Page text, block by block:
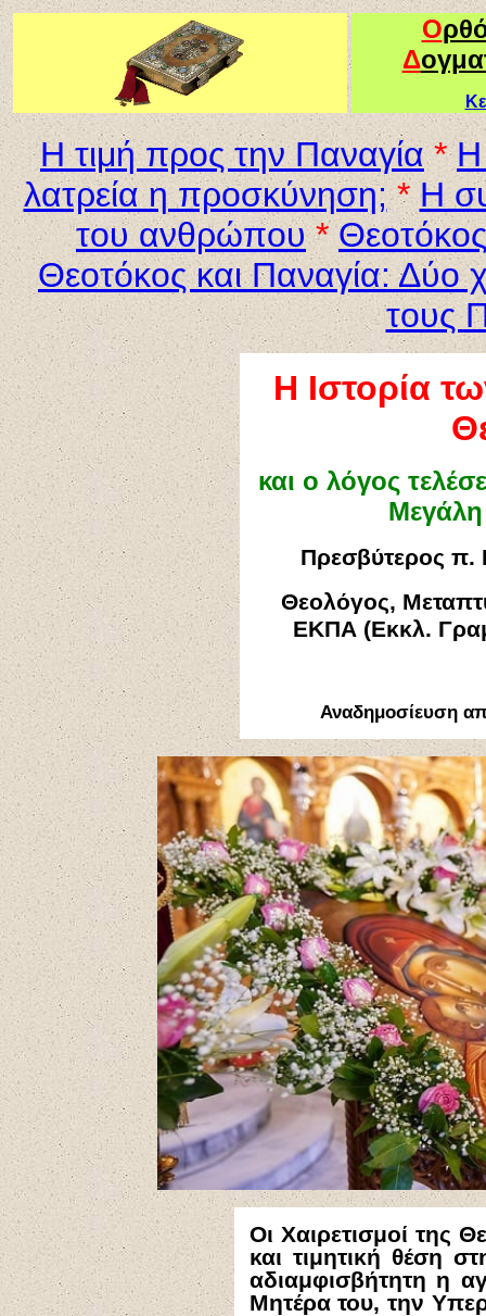
Ο
Δ
Η τιμή προς την Παναγία * Η
λατρεία η προσκύνηση; * Η
του ανθρώπου *
Θεοτόκος και Παναγία: Δύο
τους
Η Ιστορία
και ο λόγος
Πρεσβύτερος π.
Θεολόγος,
ΕΚΠΑ (Εκκλ.
Αναδημοσίευση
Οι Χαιρετισμοί της
και τιμητική θέση
αδιαμφισβήτητη η
Μητέρα του, την